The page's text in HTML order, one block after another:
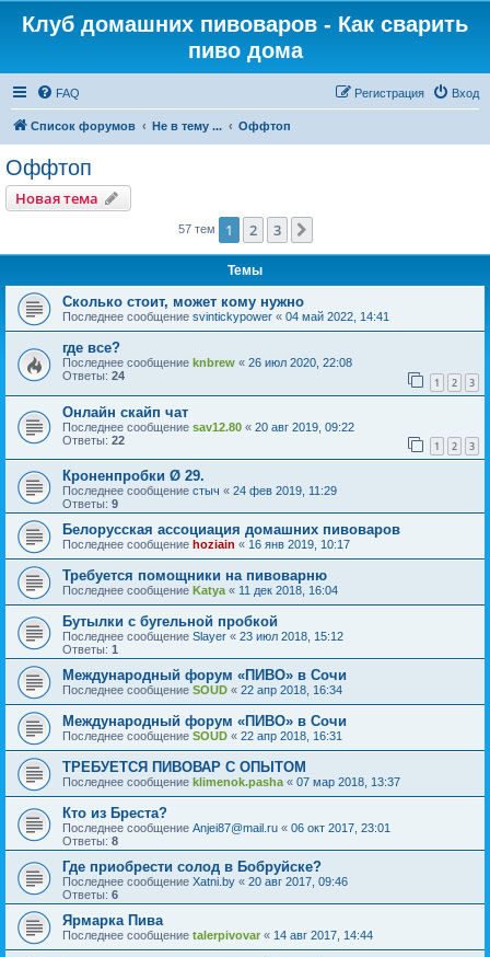
Клуб домашних пивоваров - Как cварить
пиво дома
FAQ Вход
Регистрация
Список форумов Не в тему ... Оффтоп
Оффтоп
Новая тема
57 тем 1 2 3
Темы
Сколько стоит, может кому нужно
Последнее сообщение svintickypower « 04 май 2022, 14:41
где все?
Последнее сообщение knbrew « 26 июл 2020, 22:08
Ответы: 24 1 2 3
Онлайн скайп чат
Последнее сообщение sav12.80 « 20 авг 2019, 09:22
Ответы: 22 1 2 3
Кроненпробки Ø 29.
Последнее сообщение стыч « 24 фев 2019, 11:29
Ответы: 9
Белорусская ассоциация домашних пивоваров
Последнее сообщение hoziain « 16 янв 2019, 10:17
Требуется помощники на пивоварню
Последнее сообщение Katya « 11 дек 2018, 16:04
Бутылки с бугельной пробкой
Последнее сообщение Slayer « 23 июл 2018, 15:12
Ответы: 1
Международный форум «ПИВО» в Сочи
Последнее сообщение SOUD « 22 апр 2018, 16:34
Международный форум «ПИВО» в Сочи
Последнее сообщение SOUD « 22 апр 2018, 16:31
ТРЕБУЕТСЯ ПИВОВАР С ОПЫТОМ
Последнее сообщение klimenok.pasha « 07 мар 2018, 13:37
Кто из Бреста?
Последнее сообщение Anjei87@mail.ru « 06 окт 2017, 23:01
Ответы: 8
Где приобрести солод в Бобруйске?
Последнее сообщение Xatni.by « 20 авг 2017, 09:46
Ответы: 6
Ярмарка Пива
Последнее сообщение talerpivovar « 14 авг 2017, 14:44